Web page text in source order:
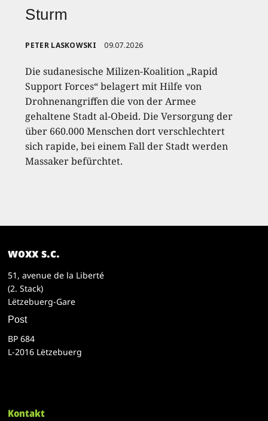
Sturm
PETER LASKOWSKI 09.07.2026
Die sudanesische Milizen-Koalition „Rapid
Support Forces“ belagert mit Hilfe von
Drohnenangriffen die von der Armee
gehaltene Stadt al-Obeid. Die Versorgung der
über 660.000 Menschen dort verschlechtert
sich rapide, bei einem Fall der Stadt werden
Massaker befürchtet.
woxx s.c.
51, avenue de la Liberté
(2. Stack)
Lëtzebuerg-Gare
Post
BP 684
L-2016 Lëtzebuerg
Kontakt